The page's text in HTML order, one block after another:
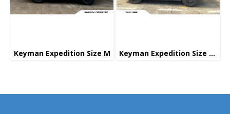
Keyman Expedition Size M Keyman Expedition Size M+